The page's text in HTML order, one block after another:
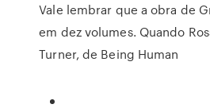
Vale lembrar que a obra de
em dez volumes. Quando
Turner, de Being Human